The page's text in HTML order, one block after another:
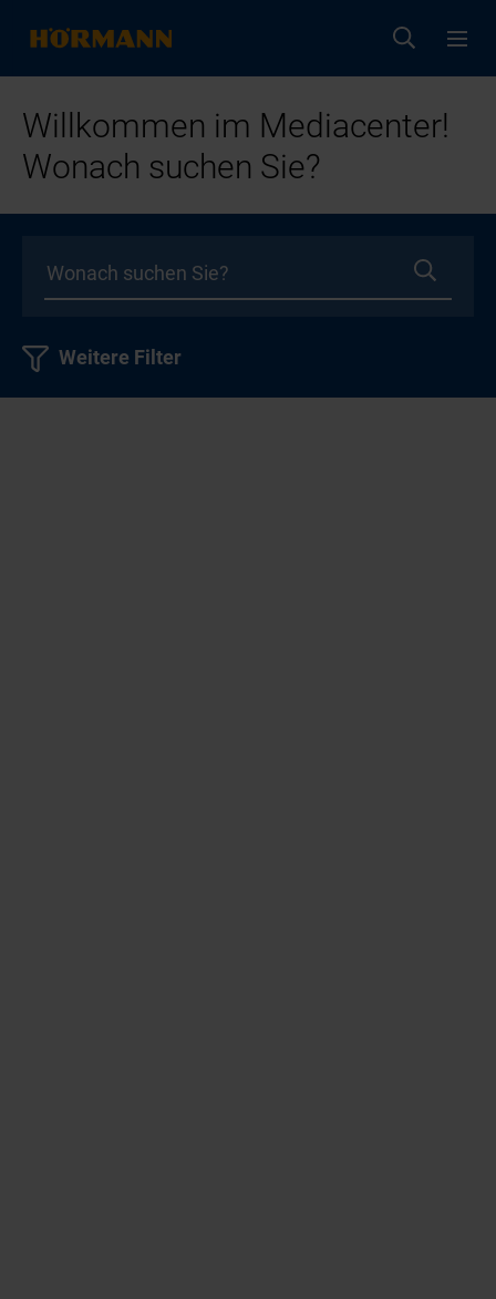
Willkommen im Mediacenter!
Wonach suchen Sie?
Weitere Filter